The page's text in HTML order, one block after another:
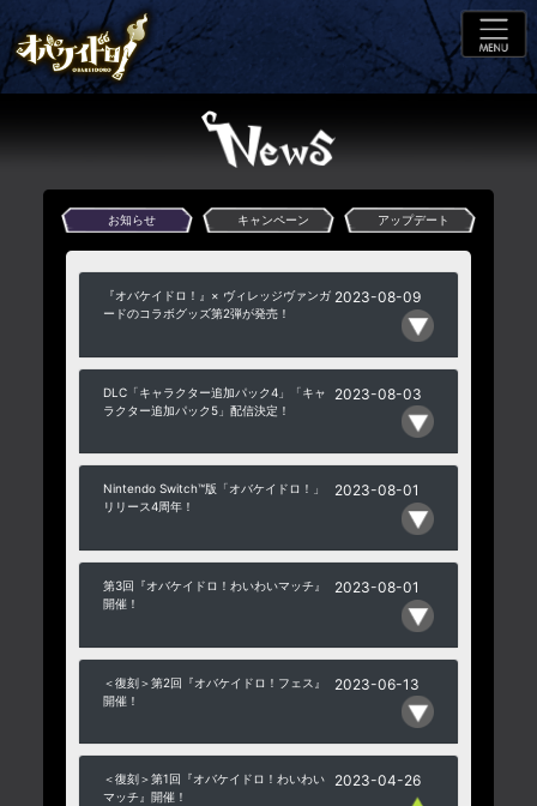
お知らせ キャンペーン アップデート
『オバケイドロ！』× ヴィレッジヴァンガ
ードのコラボグッズ第2弾が発売！
2023-08-09
DLC「キャラクター追加パック4」「キャ
ラクター追加パック5」配信決定！
2023-08-03
Nintendo Switch™版「オバケイドロ！」
リリース4周年！
2023-08-01
第3回『オバケイドロ！わいわいマッチ』
開催！
2023-08-01
＜復刻＞第2回『オバケイドロ！フェス』
開催！
2023-06-13
＜復刻＞第1回『オバケイドロ！わいわい
マッチ』開催！
2023-04-26